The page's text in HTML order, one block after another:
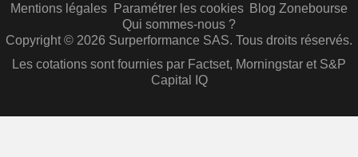
Mentions légales Paramétrer les cookies Blog Zonebourse
Qui sommes-nous ?
Copyright © 2026 Surperformance SAS. Tous droits réservés.
Les cotations sont fournies par Factset, Morningstar et S&P
Capital IQ